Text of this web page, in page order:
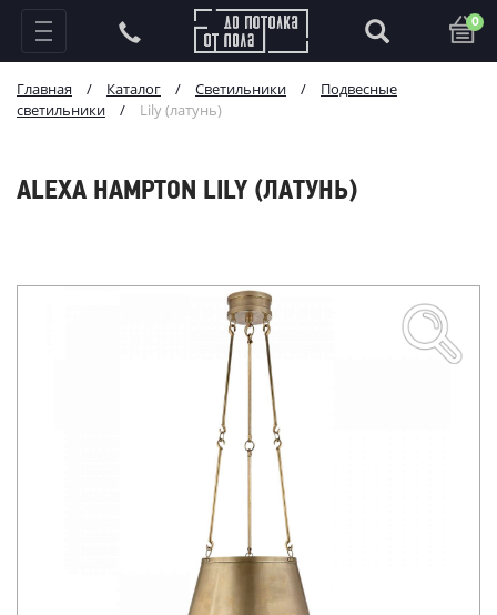
0
Главная / Каталог / Светильники /
Подвесные
светильники
/ Lily (латунь)
ALEXA HAMPTON LILY (ЛАТУНЬ)